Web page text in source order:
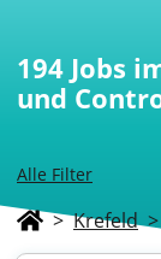
Alle Filter
194 Jobs
und
> Krefeld >